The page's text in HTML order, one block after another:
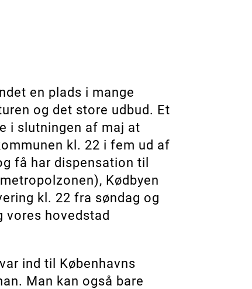
en plads i mange
og det store udbud. Et
i slutningen af maj at
kl. 22 i fem ud af
få har dispensation til
Kødbyen
kl. 22 fra søndag og
vores hovedstad
ind til Københavns
Man kan også bare